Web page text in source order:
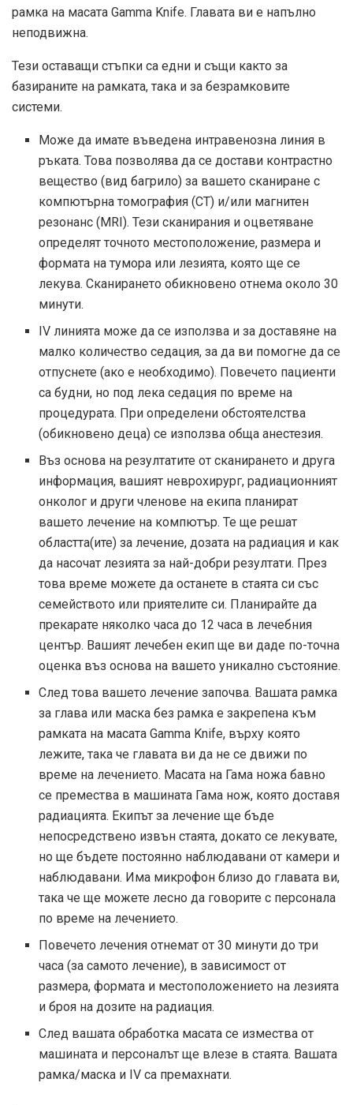
рамка на масата Gamma Knife. Главата ви е напълно
неподвижна.
Тези оставащи стъпки са едни и същи както за
базираните на рамката, така и за безрамковите
системи.
Може да имате въведена интравенозна линия в
ръката. Това позволява да се достави контрастно
вещество (вид багрило) за вашето сканиране с
компютърна томография (CT) и/или магнитен
резонанс (MRI). Тези сканирания и оцветяване
определят точното местоположение, размера и
формата на тумора или лезията, която ще се
лекува. Сканирането обикновено отнема около 30
минути.
IV линията може да се използва и за доставяне на
малко количество седация, за да ви помогне да се
отпуснете (ако е необходимо). Повечето пациенти
са будни, но под лека седация по време на
процедурата. При определени обстоятелства
(обикновено деца) се използва обща анестезия.
Въз основа на резултатите от сканирането и друга
информация, вашият неврохирург, радиационният
онколог и други членове на екипа планират
вашето лечение на компютър. Те ще решат
областта(ите) за лечение, дозата на радиация и как
да насочат лезията за най-добри резултати. През
това време можете да останете в стаята си със
семейството или приятелите си. Планирайте да
прекарате няколко часа до 12 часа в лечебния
център. Вашият лечебен екип ще ви даде по-точна
оценка въз основа на вашето уникално състояние.
След това вашето лечение започва. Вашата рамка
за глава или маска без рамка е закрепена към
рамката на масата Gamma Knife, върху която
лежите, така че главата ви да не се движи по
време на лечението. Масата на Гама ножа бавно
се премества в машината Гама нож, която доставя
радиацията. Екипът за лечение ще бъде
непосредствено извън стаята, докато се лекувате,
но ще бъдете постоянно наблюдавани от камери и
наблюдавани. Има микрофон близо до главата ви,
така че ще можете лесно да говорите с персонала
по време на лечението.
Повечето лечения отнемат от 30 минути до три
часа (за самото лечение), в зависимост от
размера, формата и местоположението на лезията
и броя на дозите на радиация.
След вашата обработка масата се измества от
машината и персоналът ще влезе в стаята. Вашата
рамка/маска и IV са премахнати.